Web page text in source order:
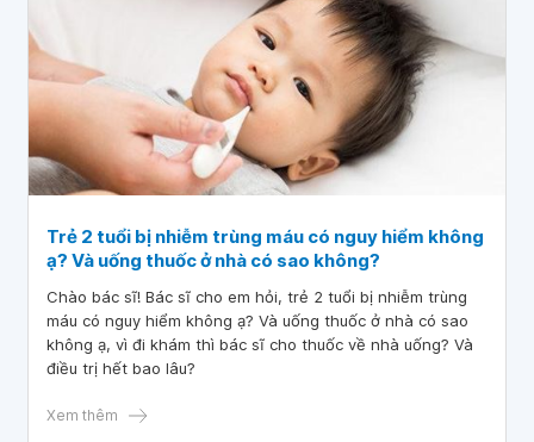
Trẻ 2 tuổi bị nhiễm trùng máu có nguy hiểm không
ạ? Và uống thuốc ở nhà có sao không?
Chào bác sĩ! Bác sĩ cho em hỏi, trẻ 2 tuổi bị nhiễm trùng
máu có nguy hiểm không ạ? Và uống thuốc ở nhà có sao
không ạ, vì đi khám thì bác sĩ cho thuốc về nhà uống? Và
điều trị hết bao lâu?
Xem thêm